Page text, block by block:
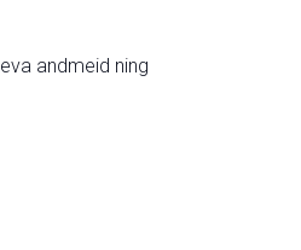
andmeid ning